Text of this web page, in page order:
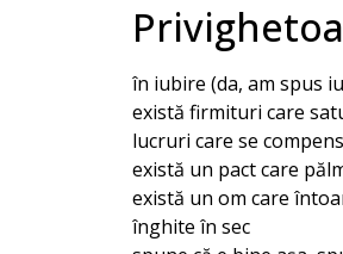
în iubire (da, am spus
există firmituri care
lucruri care se
există un pact care
există un om care
înghite în sec